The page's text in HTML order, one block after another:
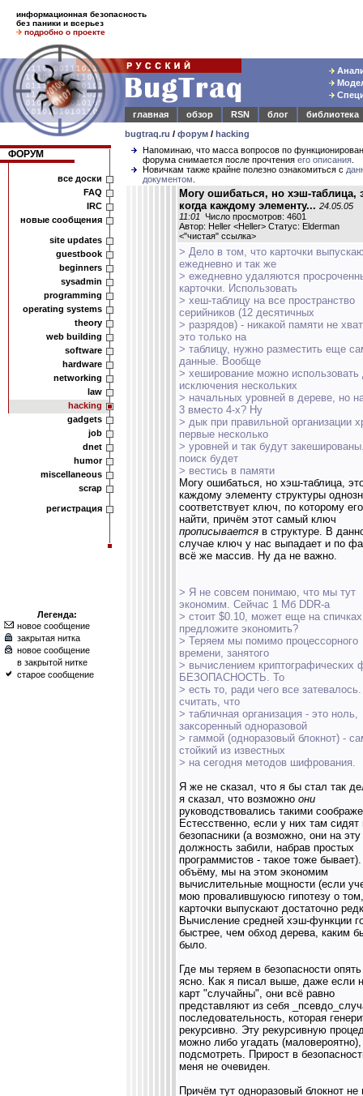
информационная безопасность
без паники и всерьез
подробно о проекте
главная
обзор RSN блог
библиотека
bugtraq.ru / форум / hacking
ФОРУМ
все доски
FAQ
IRC
новые сообщения
site updates
guestbook
beginners
sysadmin
programming
operating systems
theory
web building
software
hardware
networking
law
hacking
gadgets
job
dnet
humor
miscellaneous
scrap
регистрация
Легенда:
новое сообщение
закрытая нитка
новое сообщение
в закрытой нитке
старое сообщение
Напоминаю, что масса вопросов по
форума снимается после прочтения его описания
Новичкам также крайне полезно ознакомиться с
документом
Могу ошибаться, но хэш-таблица,
когда каждому элементу... 24.05.05
11:01 Число просмотров: 4601
Автор: Heller <Heller> Статус: Elderman
<"чистая" ссылка>
> Дело в том, что карточки
ежедневно и так же
> ежедневно удаляются
карточки. Использовать
> хеш-таблицу на все пространство
серийников (12 десятичных
> разрядов) - никакой памяти не
это только на
> таблицу, нужно разместить еще
данные. Вообще
> хеширование можно использовать
исключения нескольких
> начальных уровней в дереве, но
3 вместо 4-х? Ну
> дык при правильной организации
первые несколько
> уровней и так будут
поиск будет
> вестись в памяти
Могу ошибаться, но хэш-таблица,
каждому элементу структуры
соответствует ключ, по которому
найти, причём этот самый ключ
прописывается в структуре. В
случае ключ у нас выпадает и по
всё же массив. Ну да не важно.
> Я не совсем понимаю, что мы тут
экономим. Сейчас 1 Мб DDR-а
> стоит $0.10, может еще на спичках
предложите экономить?
> Теряем мы помимо процессорного
времени, занятого
> вычислением криптографических
БЕЗОПАСНОСТЬ. То
> есть то, ради чего все
считать, что
> табличная организация - это ноль,
заксоренный одноразовой
> гаммой (одноразовый блокнот) -
стойкий из известных
> на сегодня методов шифрования.
Я же не сказал, что я бы стал так
я сказал, что возможно они
руководствовались такими
Естесственно, если у них там сидят
безопасники (а возможно, они на эту
должность забили, набрав простых
программистов - такое тоже
объёму, мы на этом экономим
вычислительные мощности (если
мою провалившуюсю гипотезу о
карточки выпускают достаточно
Вычисление средней хэш-функции
быстрее, чем обход дерева, каким
было.
Где мы теряем в безопасности
ясно. Как я писал выше, даже если
карт "случайны", они всё равно
представляют из себя
последовательность, которая
рекурсивно. Эту рекурсивную
можно либо угадать
подсмотреть. Прирост в
меня не очевиден.
Причём тут одноразовый блокнот не